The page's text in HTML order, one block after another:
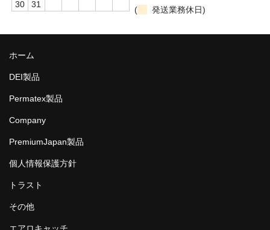
30
31
(
発送業務休日)
ホーム
DEI製品
Permatex製品
Company
PremiumJapan製品
個人情報保護方針
トラスト
その他
エアロキャッチ